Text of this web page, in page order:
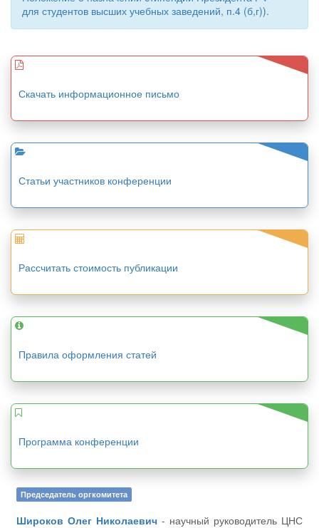
для студентов высших учебных заведений, п.4 (б,г)).
Скачать информационное письмо
Статьи участников конференции
Рассчитать стоимость публикации
Правила оформления статей
Программа конференции
Председатель оргкомитета
Широков Олег Николаевич